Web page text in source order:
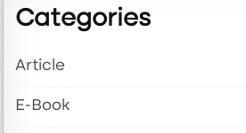
Categories
Article
E-Book